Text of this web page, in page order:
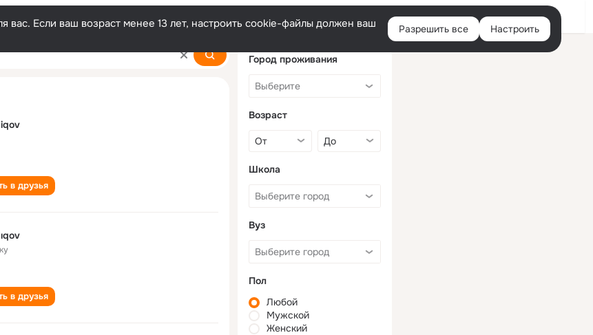
Войти
Если ваш возраст менее 13 лет, настроить cookie-файлы должен ваш
Разрешить все Настроить
в друзья
в друзья
Город проживания
Возраст
Школа
Вуз
Пол
Любой
Мужской
Женский